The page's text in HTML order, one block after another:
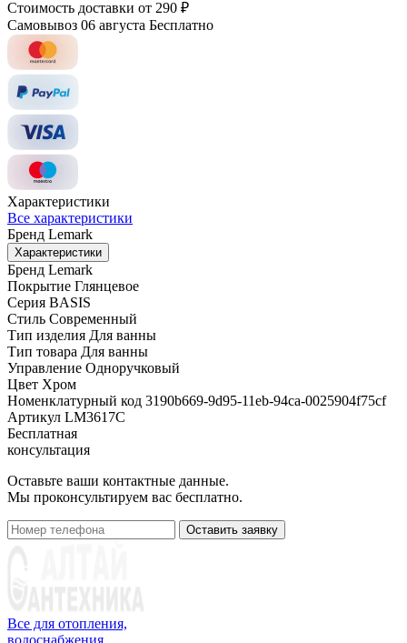
Стоимость доставки от 290 ₽
Самовывоз 06 августа Бесплатно
Характеристики
Все характеристики
Бренд Lemark
Характеристики
Бренд Lemark
Покрытие Глянцевое
Серия BASIS
Стиль Современный
Тип изделия Для ванны
Тип товара Для ванны
Управление Одноручковый
Цвет Хром
Номенклатурный код 3190b669-9d95-11eb-94ca-0025904f75cf
Артикул LM3617C
Бесплатная
консультация
Оставьте ваши контактные данные.
Мы проконсультируем вас бесплатно.
Оставить заявку
Все для отопления,
водоснабжения